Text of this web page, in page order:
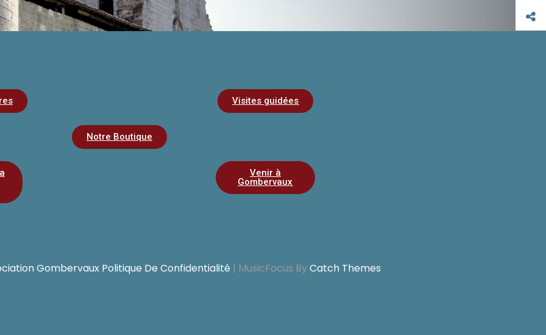
Visites guidées
Notre Boutique
Venir à
Gombervaux
Gombervaux Politique De Confidentialité | MusicFocus ByCatch Themes